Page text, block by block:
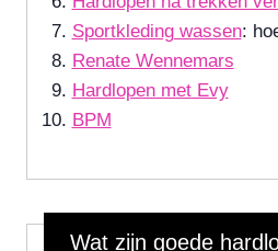
Sportkleding wassen:
Renate Wennemars
Hardlopen met Evy
BPM
Wat zijn goede